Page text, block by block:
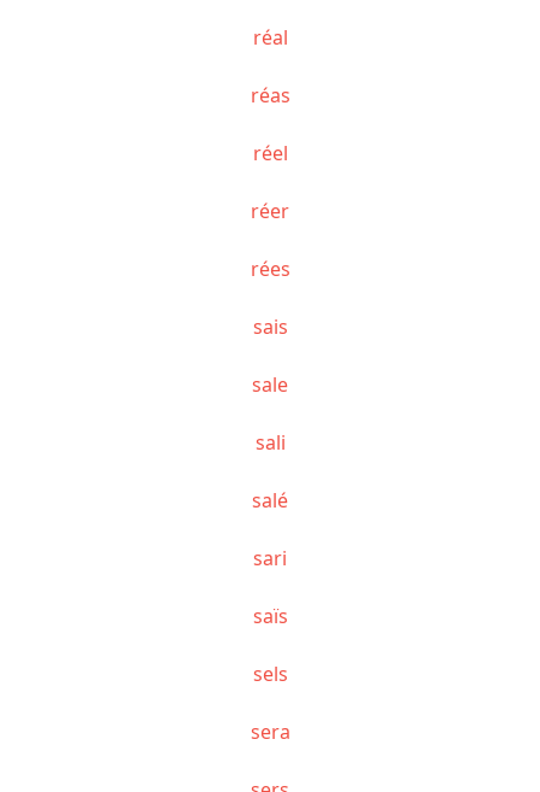
réal
réas
réel
réer
rées
sais
sale
sali
salé
sari
saïs
sels
sera